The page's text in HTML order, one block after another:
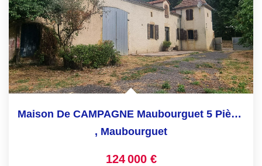
Maison De CAMPAGNE Maubourguet 5 Pièce(s) 138 M2
, Maubourguet
124 000 €